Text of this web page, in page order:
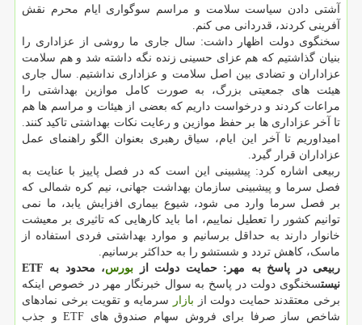
آشتی دادن سیاست سلامت و مراسم سوگواری ایام محرم نقش
آفرینی کردند، قدردانی می کنم.
سخنگوی دولت اظهار داشت: سال جاری ما روشی از عزاداری را
بنیان گذاشتیم که هم عزای حسینی زنده نگه داشته شد و هم سلامت
عزاداران و تضادی بین اصل سلامت و عزاداری نداشتیم. سال جاری
هیئت های جمعیتی بزرگ، به صورت کامل موازین بهداشتی را
مراعات کردند و درخواست داریم که بعضی از هیئات و مراسم ها هم
تا آخر عزاداری ها بر حفظ موازین و رعایت نکات بهداشتی تاکید کنند.
امیداوریم تا آخر این ایام، سیاق رهبری بعنوان الگو راهنمای عمل
عزاداران قرار گیرد.
ربیعی اشاره کرد: پیشبینی این است که در فصل پاییز با عنایت به
فصل سرما و پیشبینی سازمان بهداشت جهانی، نیم کره شمالی که
بر فصل سرما وارد می شود، شیوع بیماری افزایش یابد، ما نمی
توانیم کشور را تعطیل نماییم، اما باید کارهایی که تاثیری بر معیشت
خانوار دارند به حداقل برسانیم و موارد بهداشتی فردی استفاده از
ماسک، کاهش تردد و شستشو را به حداکثر برسانیم.
ربیعی در پاسخ به مهر: حمایت دولت از بورس
، محدود به ETF
نیستسخنگوی دولت در پاسخ به سوال خبرنگار مهر در خصوص اینکه
برخی معتقدند حمایت دولت از بازار
سرمایه و تقویت برخی نمادهای
شاخص ساز صرفا برای فروش سهام صندوق های ETF و جذب